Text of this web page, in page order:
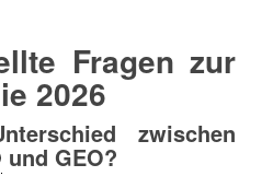
Fragen zur
2026
zwischen
und GEO?